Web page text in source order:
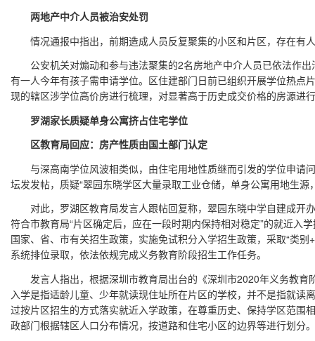
两地产中介人员被治安处罚
情况通报中指出，前期造成人员反复聚集的小区和片区，存在有
公安机关对煽动和参与违法聚集的2名房地产中介人员已依法作出
有一人今年有孩子需申请学位。区住建部门日前已组织开展学位热点
现的辖区涉学位高价房进行梳理，对显著高于历史成交价格的房源进
罗湖家长质疑单身公寓挤占住宅学位
区教育局回应：房产性质由国土部门认定
与深高南学位风波相类似，由住宅用地性质继而引发的学位申请
坛发发帖，质疑“翠园东晓学区大量录取工业仓储，单身公寓用地生
对此，罗湖区教育局发言人跟帖回复称，翠园东晓中学自建成开
符合市教育局“片区确定后，应在一段时期内保持相对稳定”的就近入
国家、省、市有关招生政策，实施免试积分入学招生政策，采取“类
系统排位录取，依法依规完成义务教育阶段招生工作任务。
发言人指出，根据深圳市教育局出台的《深圳市2020年义务教育
入学是指适龄儿童、少年就读现住址所在片区的学校，并不是指就读
过按片区招生的方式落实就近入学政策，在尊重历史、保持学区范围
政部门根据辖区人口分布情况，按道路和住宅小区的边界等进行划分。